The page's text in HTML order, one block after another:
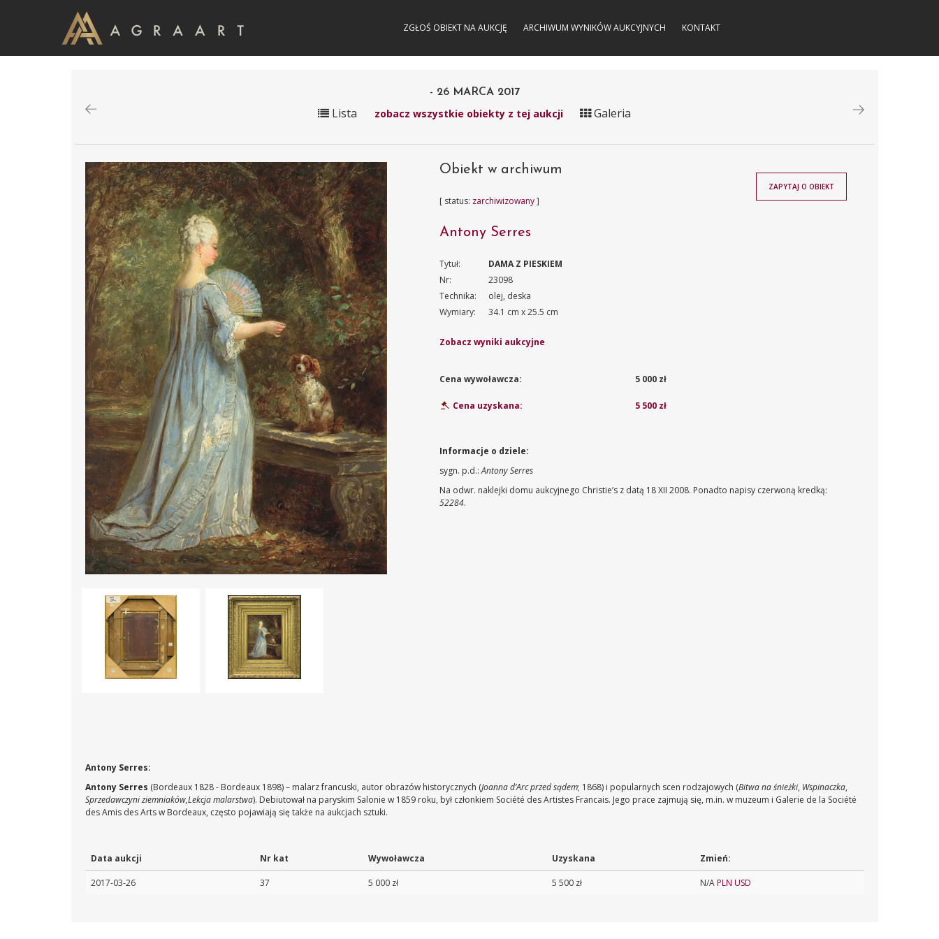
ZGŁOŚ OBIEKT NA AUKCJĘ ARCHIWUM WYNIKÓW AUKCYJNYCH KONTAKT
- 26 MARCA 2017
Lista zobacz wszystkie obiekty z tej aukcji Galeria
Obiekt w archiwum
[ status: zarchiwizowany]
Antony Serres
Tytuł:
DAMA Z PIESKIEM
Nr:
23098
Technika:
olej, deska
Wymiary:
34.1 cm x 25.5 cm
Zobacz wyniki aukcyjne
Cena wywoławcza: 5 000 zł
Cena uzyskana: 5 500 zł
ZAPYTAJ O OBIEKT
Informacje o dziele:
sygn. p.d.:Antony Serres
Na odwr. naklejki domu aukcyjnego Christie’s z datą 18 XII 2008. Ponadto napisy czerwoną kredką:
52284.
Antony Serres:
Antony Serres (Bordeaux 1828 - Bordeaux 1898) – malarz francuski, autor obrazów historycznych (Joanna d’Arc przed sądem; 1868) i popularnych scen rodzajowych (Bitwa na śnieżki, Wspinaczka,
Sprzedawczyni ziemniaków,Lekcja malarstwa). Debiutował na paryskim Salonie w 1859 roku, był członkiem Société des Artistes Francais. Jego prace zajmują się, m.in. w muzeum i Galerie de la Société
des Amis des Arts w Bordeaux, często pojawiają się także na aukcjach sztuki.
Data aukcji Nr kat Wywoławcza Uzyskana Zmień:
2017-03-26 37 5 000 zł 5 500 zł N/APLN USD